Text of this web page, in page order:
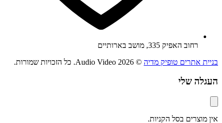
רחוב האפיק 335, מושב בארותיים
בניית אתרים טופיק מדיה © 2026 Audio Video. כל הזכויות שמורות.
העגלה שלי
אין מוצרים בסל הקניות.